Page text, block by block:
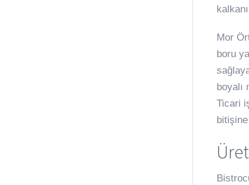
Mor
boru
boyalı
Ticari